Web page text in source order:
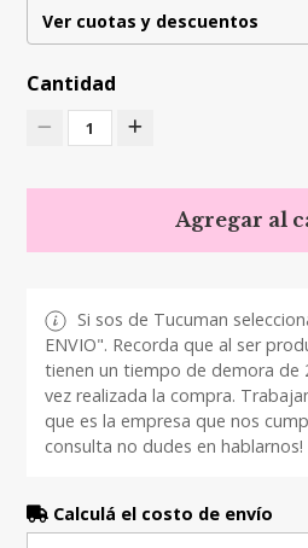
Ver cuotas y descuentos
Cantidad
1
Agregar al
Si sos de Tucuman
ENVIO". Recorda que al ser
tienen un tiempo de demora de
vez realizada la compra.
que es la empresa que nos
consulta no dudes en hablarnos!
Calculá el costo de envío